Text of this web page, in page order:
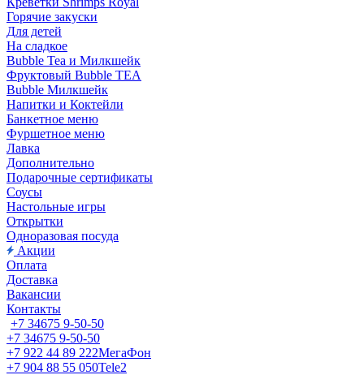
Горячие закуски
Для детей
На сладкое
Bubble Tea и Милкшейк
Фруктовый Bubble TEA
Bubble Милкшейк
Напитки и Коктейли
Банкетное меню
Фуршетное меню
Лавка
Дополнительно
Подарочные сертификаты
Соусы
Настольные игры
Открытки
Одноразовая посуда
Акции
Оплата
Доставка
Вакансии
Контакты
+7 34675 9-50-50
+7 34675 9-50-50
+7 922 44 89 222МегаФон
+7 904 88 55 050Tele2